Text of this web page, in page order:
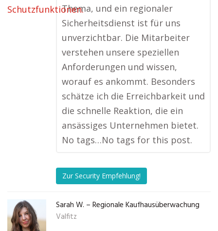
Thema, und ein regionaler
Sicherheitsdienst ist für uns
unverzichtbar. Die Mitarbeiter
verstehen unsere speziellen
Anforderungen und wissen,
worauf es ankommt. Besonders
schätze ich die Erreichbarkeit und
die schnelle Reaktion, die ein
ansässiges Unternehmen bietet.
No tags…No tags for this post.
Zur Security Empfehlung!
Sarah W. – Regionale Kaufhausüberwachung
Valfitz